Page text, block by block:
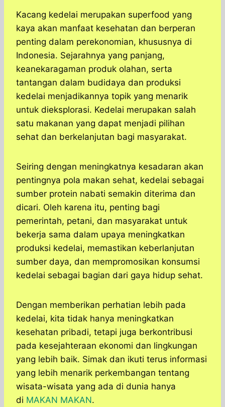
​Kacang kedelai merupakan superfood yang
kaya akan manfaat kesehatan dan berperan
penting dalam perekonomian, khususnya di
Indonesia.​ Sejarahnya yang panjang,
keanekaragaman produk olahan, serta
tantangan dalam budidaya dan produksi
kedelai menjadikannya topik yang menarik
untuk dieksplorasi. Kedelai merupakan salah
satu makanan yang dapat menjadi pilihan
sehat dan berkelanjutan bagi masyarakat.
Seiring dengan meningkatnya kesadaran akan
pentingnya pola makan sehat, kedelai sebagai
sumber protein nabati semakin diterima dan
dicari. Oleh karena itu, penting bagi
pemerintah, petani, dan masyarakat untuk
bekerja sama dalam upaya meningkatkan
produksi kedelai, memastikan keberlanjutan
sumber daya, dan mempromosikan konsumsi
kedelai sebagai bagian dari gaya hidup sehat.
Dengan memberikan perhatian lebih pada
kedelai, kita tidak hanya meningkatkan
kesehatan pribadi, tetapi juga berkontribusi
pada kesejahteraan ekonomi dan lingkungan
yang lebih baik. Simak dan ikuti terus informasi
yang lebih menarik perkembangan tentang
wisata-wisata yang ada di dunia hanya
di MAKAN MAKAN.